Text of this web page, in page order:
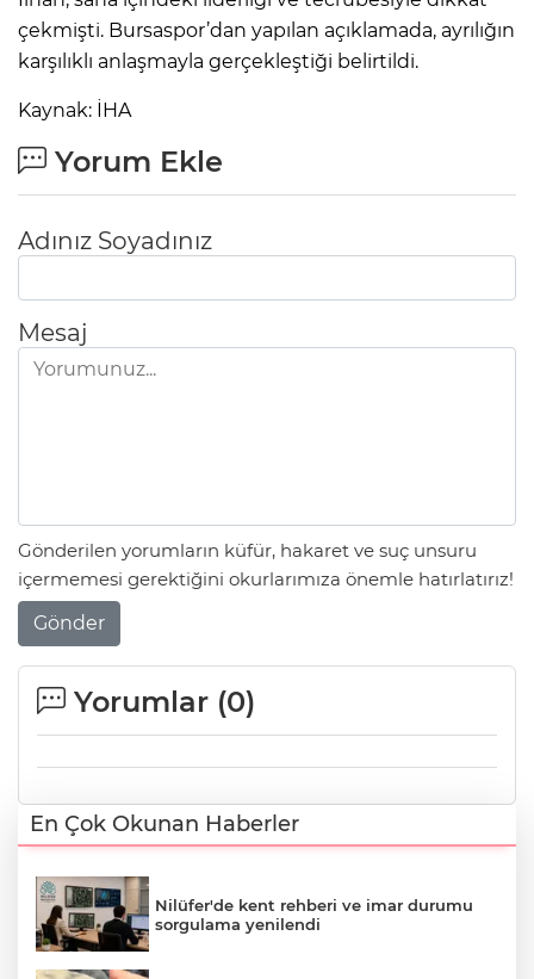
çekmişti. Bursaspor’dan yapılan açıklamada, ayrılığın
karşılıklı anlaşmayla gerçekleştiği belirtildi.
Kaynak: İHA
Yorum Ekle
Adınız Soyadınız
Mesaj
Gönderilen yorumların küfür, hakaret ve suç unsuru
içermemesi gerektiğini okurlarımıza önemle hatırlatırız!
Gönder
Yorumlar (0)
En Çok Okunan Haberler
Nilüfer'de kent rehberi ve imar durumu
sorgulama yenilendi